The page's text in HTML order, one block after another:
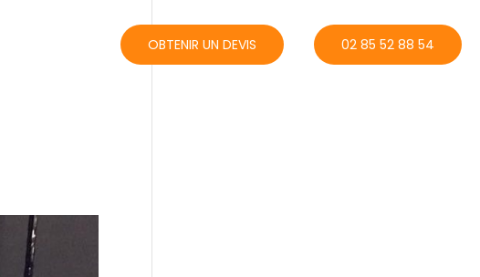
OBTENIR UN DEVIS 02 85 52 88 54